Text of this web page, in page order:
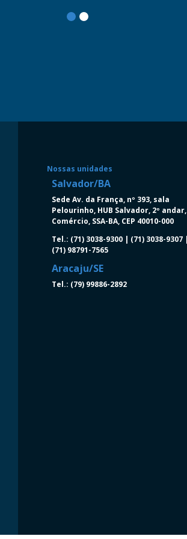
Nossas unidades
Salvador/BA
Sede Av. da França, nº 393, sala
Pelourinho, HUB Salvador, 2º andar,
Comércio, SSA-BA, CEP 40010-000
Tel.: (71) 3038-9300 | (71) 3038-9307 |
(71) 98791-7565
Aracaju/SE
Tel.: (79) 99886-2892